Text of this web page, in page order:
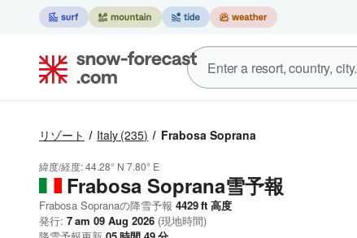
リゾート Italy (235) Frabosa Soprana
緯度/経度:44.28° N 7.80° E
Frabosa Soprana雪予報
Frabosa Sopranaの降雪予報 4429ft 高度
発行: 7 am 09 Aug 2026 (現地時間)